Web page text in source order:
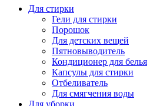
Для стирки
Гели для стирки
Порошок
Для детских вещей
Пятновыводитель
Кондиционер для белья
Капсулы для стирки
Отбеливатель
Для смягчения воды
Для уборки